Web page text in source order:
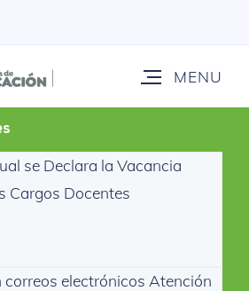
se Declara la Vacancia
Cargos Docentes
correos electrónicos Atención